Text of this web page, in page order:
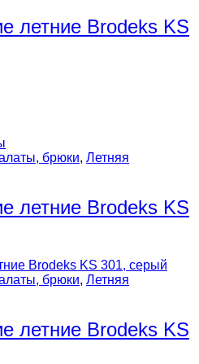
летние Brodeks KS
брюки, Летняя
летние Brodeks KS
брюки, Летняя
летние Brodeks KS